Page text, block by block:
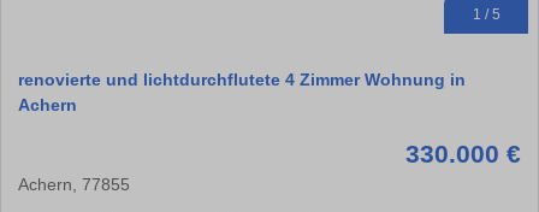
1 / 5
renovierte und lichtdurchflutete 4 Zimmer Wohnung in
Achern
330.000 €
Achern, 77855